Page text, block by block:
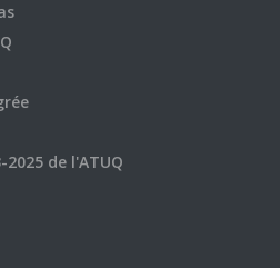
de l'ATUQ